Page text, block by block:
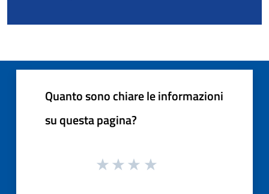
Quanto sono chiare le informazioni
su questa pagina?